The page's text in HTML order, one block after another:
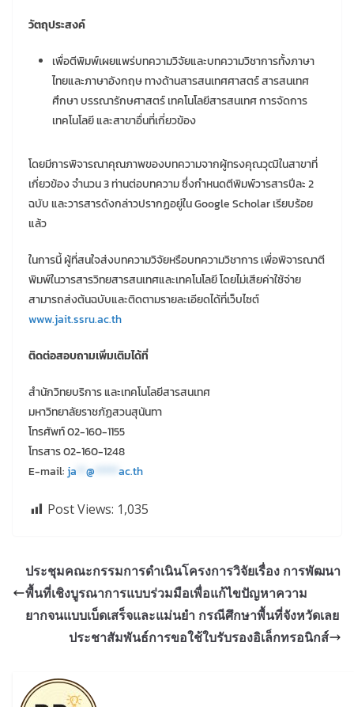
วัตถุประสงค์
เพื่อตีพิมพ์เผยแพร่บทความวิจัยและบทความวิชาการทั้งภาษา
ไทยและภาษาอังกฤษ ทางด้านสารสนเทศศาสตร์ สารสนเทศ
ศึกษา บรรณารักษศาสตร์ เทคโนโลยีสารสนเทศ การจัดการ
เทคโนโลยี และสาขาอื่นที่เกี่ยวข้อง
โดยมีการพิจารณาคุณภาพของบทความจากผู้ทรงคุณวุฒิในสาขาที่
เกี่ยวข้อง จำนวน 3 ท่านต่อบทความ ซึ่งกำหนดตีพิมพ์วารสารปีละ 2
ฉบับ และวารสารดังกล่าวปรากฏอยู่ใน Google Scholar เรียบร้อย
แล้ว
ในการนี้ ผู้ที่สนใจส่งบทความวิจัยหรือบทความวิชาการ เพื่อพิจารณาตี
พิมพ์ในวารสารวิทยสารสนเทศและเทคโนโลยี โดยไม่เสียค่าใช้จ่าย
สามารถส่งต้นฉบับและติดตามรายละเอียดได้ที่เว็บไซต์
www.jait.ssru.ac.th
ติดต่อสอบถามเพิ่มเติมได้ที่
สำนักวิทยบริการ และเทคโนโลยีสารสนเทศ
มหาวิทยาลัยราชภัฏสวนสุนันทา
โทรศัพท์ 02-160-1155
โทรสาร 02-160-1248
E-mail: ja @ ac.th
Post Views: 1,035
ประชุมคณะกรรมการดำเนินโครงการวิจัยเรื่อง การพัฒนา
พื้นที่เชิงบูรณาการแบบร่วมมือเพื่อแก้ไขปัญหาความ
ยากจนแบบเบ็ดเสร็จและแม่นยำ กรณีศึกษาพื้นที่จังหวัดเลย
ประชาสัมพันธ์การขอใช้ใบรับรองอิเล็กทรอนิกส์